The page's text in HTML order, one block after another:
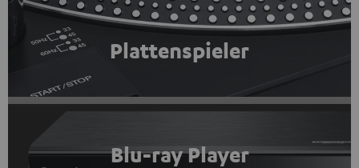
Plattenspieler
Blu-ray Player